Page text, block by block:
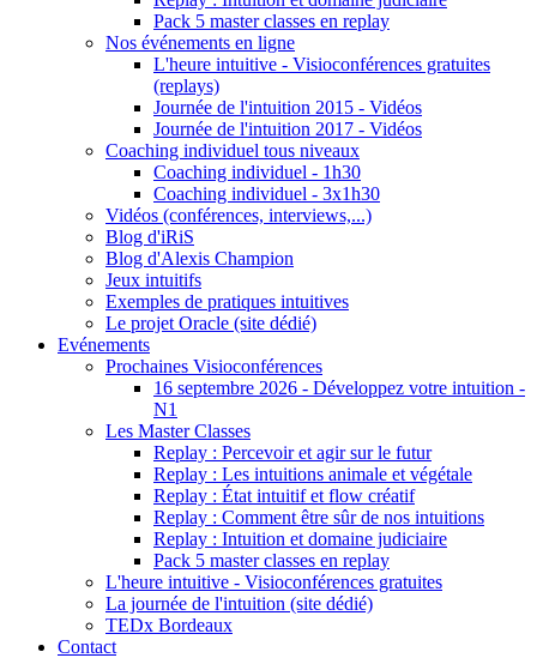
Pack 5 master classes en replay
Nos événements en ligne
L'heure intuitive - Visioconférences gratuites
(replays)
Journée de l'intuition 2015 - Vidéos
Journée de l'intuition 2017 - Vidéos
Coaching individuel tous niveaux
Coaching individuel - 1h30
Coaching individuel - 3x1h30
Vidéos (conférences, interviews,...)
Blog d'iRiS
Blog d'Alexis Champion
Jeux intuitifs
Exemples de pratiques intuitives
Le projet Oracle (site dédié)
Evénements
Prochaines Visioconférences
16 septembre 2026 - Développez votre intuition -
N1
Les Master Classes
Replay : Percevoir et agir sur le futur
Replay : Les intuitions animale et végétale
Replay : État intuitif et flow créatif
Replay : Comment être sûr de nos intuitions
Replay : Intuition et domaine judiciaire
Pack 5 master classes en replay
L'heure intuitive - Visioconférences gratuites
La journée de l'intuition (site dédié)
TEDx Bordeaux
Contact